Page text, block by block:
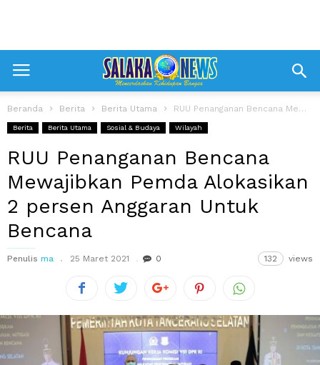
Beranda Berita Berita Utama RUU Penanganan Bencana Mewajibkan Pemda Alokasikan 2 persen Anggaran Untuk Bencana
Berita Berita Utama Sosial & Budaya Wilayah
RUU Penanganan Bencana
Mewajibkan Pemda Alokasikan
2 persen Anggaran Untuk
Bencana
Penulis ma 25 Maret 2021 0 132 views